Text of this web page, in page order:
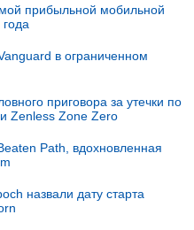
прибыльной мобильной
в ограниченном
приговора за утечки по
Zenless Zone Zero
Path, вдохновленная
назвали дату старта